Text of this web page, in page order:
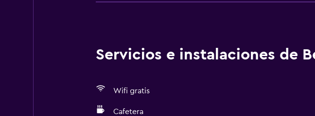
Servicios e instalaciones de
Wifi gratis
Cafetera